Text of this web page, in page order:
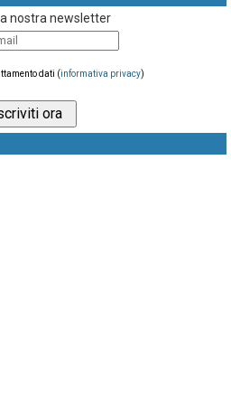
nostra newsletter
dati (informativa privacy)